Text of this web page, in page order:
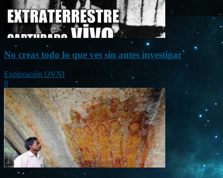
No creas todo lo que ves sin antes investigar
Exploración OVNI
Jul 25, 2014
0